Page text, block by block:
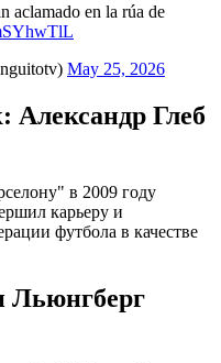
aclamado en la rúa de
May 25, 2026
Глеб
в 2009 году
карьеру и
футбола в качестве